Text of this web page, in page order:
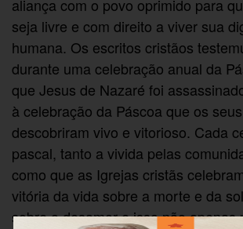
aliança com o povo oprimido para
seja livre e com direito a viver sua
humana. Os escritos cristãos
durante uma celebração anual da
que Jesus de Nazaré foi
à celebração da Páscoa que os
descobriram vivo e vitorioso. Cada
pascal, tanto a vivida pelas
como que as Igrejas cristãs
vitória da vida sobre a morte e da
sobre o desamor e isso não apenas